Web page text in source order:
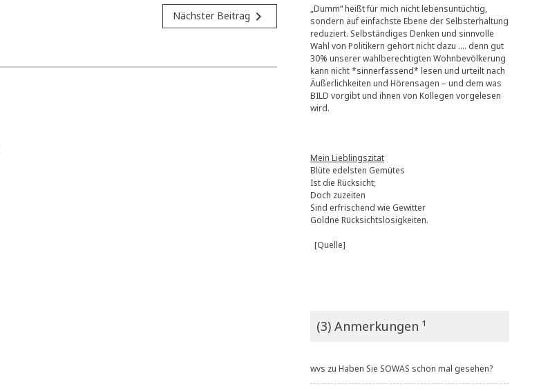
Nächster Beitrag navigate_next
„Dumm“ heißt für mich nicht lebensuntüchtig,
sondern auf einfachste Ebene der Selbsterhaltung
reduziert. Selbständiges Denken und sinnvolle
Wahl von Politikern gehört nicht dazu …. denn gut
30% unserer wahlberechtigten Wohnbevölkerung
kann nicht *sinnerfassend* lesen und urteilt nach
Äußerlichkeiten und Hörensagen – und dem was
BILD vorgibt und ihnen von Kollegen vorgelesen
wird.
Mein Lieblingszitat
Blüte edelsten Gemütes
Ist die Rücksicht;
Doch zuzeiten
Sind erfrischend wie Gewitter
Goldne Rücksichtslosigkeiten.
[Quelle]
(3) Anmerkungen ¹
wvs zu Haben Sie SOWAS schon mal gesehen?